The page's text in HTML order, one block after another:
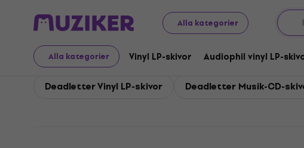
Alla kategorier
Alla kategorier Vinyl LP-skivor Audiophil vinyl LP-
Deadletter
Deadletter Vinyl LP-skivor Deadletter Musik-CD-